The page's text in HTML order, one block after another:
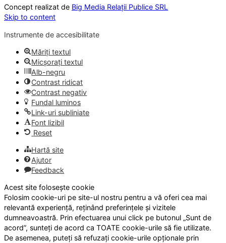
Concept realizat de Big Media Relații Publice SRL
Skip to content
Instrumente de accesibilitate
Măriți textul
Micșorați textul
Alb-negru
Contrast ridicat
Contrast negativ
Fundal luminos
Link-uri subliniate
Font lizibil
Reset
Hartă site
Ajutor
Feedback
Acest site folosește cookie
Folosim cookie-uri pe site-ul nostru pentru a vă oferi cea mai
relevantă experiență, reținând preferințele și vizitele
dumneavoastră. Prin efectuarea unui click pe butonul „Sunt de
acord”, sunteți de acord ca TOATE cookie-urile să fie utilizate.
De asemenea, puteți să refuzați cookie-urile opționale prin